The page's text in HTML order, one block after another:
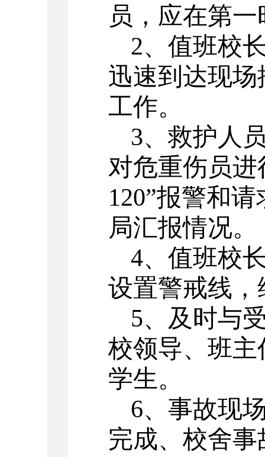
员，应在第
2、值班校
迅速到达现
工作。
3、救护人
对危重伤员
120”报警和
局汇报情况。
4、值班校
设置警戒线
5、及时与
校领导、班
学生。
6、事故现
完成、校舍